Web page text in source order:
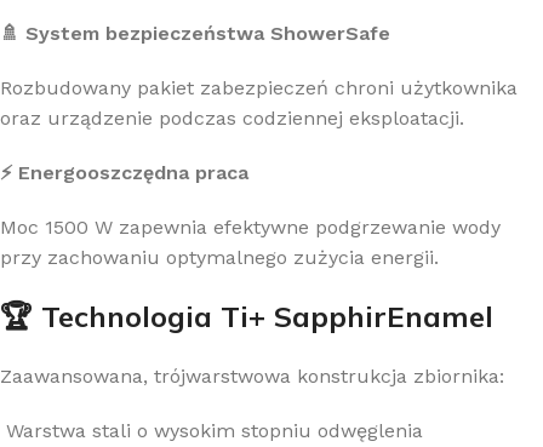
🚿 System bezpieczeństwa ShowerSafe
Rozbudowany pakiet zabezpieczeń chroni użytkownika
oraz urządzenie podczas codziennej eksploatacji.
⚡ Energooszczędna praca
Moc 1500 W zapewnia efektywne podgrzewanie wody
przy zachowaniu optymalnego zużycia energii.
🏆 Technologia Ti+ SapphirEnamel
Zaawansowana, trójwarstwowa konstrukcja zbiornika:
Warstwa stali o wysokim stopniu odwęglenia